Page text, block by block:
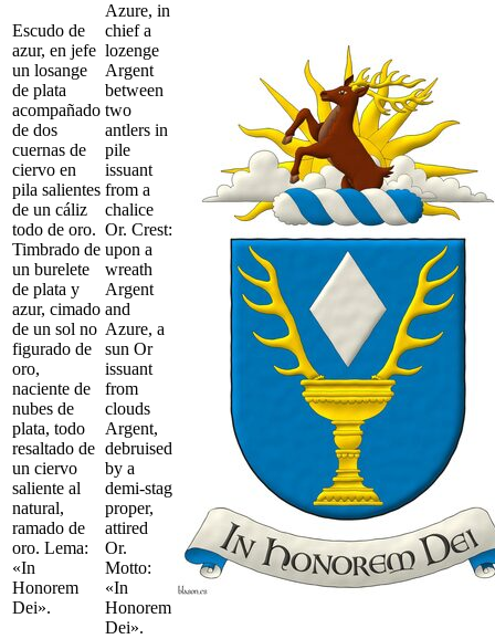
Escudo de
azur, en jefe
un losange
de plata
acompañado
de dos
cuernas de
ciervo en
pila salientes
de un cáliz
todo de oro.
Timbrado de
un burelete
de plata y
azur, cimado
de un sol no
figurado de
oro,
naciente de
nubes de
plata, todo
resaltado de
un ciervo
saliente al
natural,
ramado de
oro. Lema:
«In
Honorem
Dei».
Azure, in
chief a
lozenge
Argent
between
two
antlers in
pile
issuant
from a
chalice
Or. Crest:
upon a
wreath
Argent
and
Azure, a
sun Or
issuant
from
clouds
Argent,
debruised
by a
demi-stag
proper,
attired
Or.
Motto:
«In
Honorem
Dei».